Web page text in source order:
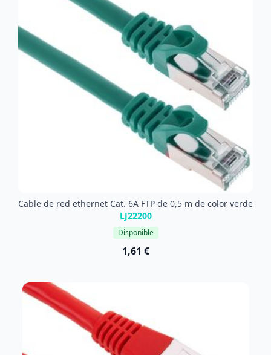
Cable de red ethernet Cat. 6A FTP de 0,5 m de color verde
LJ22200
Disponible
1,61 €